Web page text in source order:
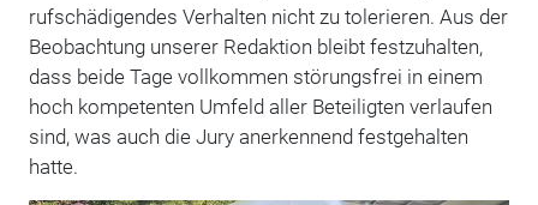
rufschädigendes Verhalten nicht zu tolerieren. Aus der
Beobachtung unserer Redaktion bleibt festzuhalten,
dass beide Tage vollkommen störungsfrei in einem
hoch kompetenten Umfeld aller Beteiligten verlaufen
sind, was auch die Jury anerkennend festgehalten
hatte.